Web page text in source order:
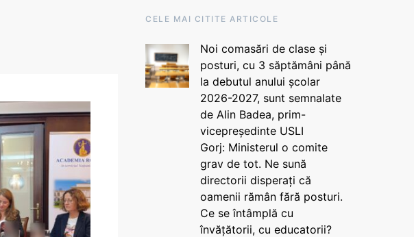
CELE MAI CITITE ARTICOLE
Noi comasări de clase și
posturi, cu 3 săptămâni până
la debutul anului școlar
2026-2027, sunt semnalate
de Alin Badea, prim-
vicepreședinte USLI
Gorj: Ministerul o comite
grav de tot. Ne sună
directorii disperați că
oamenii rămân fără posturi.
Ce se întâmplă cu
învățătorii, cu educatorii?